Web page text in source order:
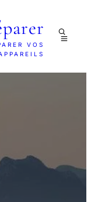
VOS